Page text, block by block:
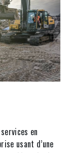
en
usant d’une